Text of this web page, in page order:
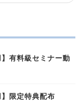
有料級セミナー動
限定特典配布